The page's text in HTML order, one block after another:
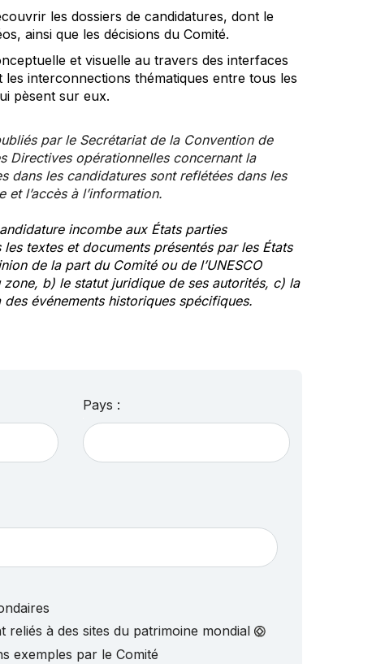
les dossiers de candidatures, dont le
ainsi que les décisions du Comité.
et visuelle au travers des interfaces
les interconnections thématiques entre tous les
pèsent sur eux.
par le Secrétariat de la Convention de
Directives opérationnelles concernant la
dans les candidatures sont reflétées dans les
l’accès à l’information.
incombe aux États parties
textes et documents présentés par les États
de la part du Comité ou de l’UNESCO
b) le statut juridique de ses autorités, c) la
événements historiques spécifiques.
Pays :
reliés à des sites du patrimoine mondial
exemples par le Comité